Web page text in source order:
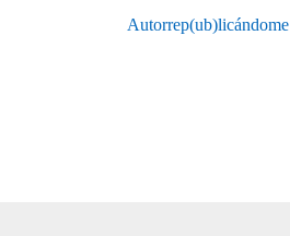
Autorrep(ub)licándome